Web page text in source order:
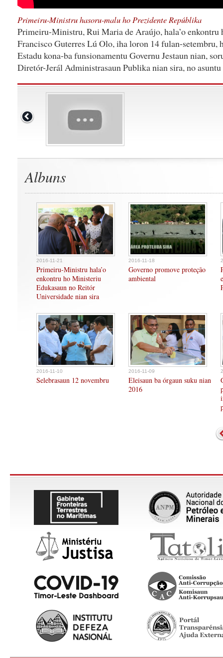
Primeiru-Ministru hasoru-malu ho Prezidente Repúblika
Primeiru-Ministru, Rui Maria de Araújo, hala’o enkontru
Francisco Guterres Lú Olo, iha loron 14 fulan-setembru,
Estadu kona-ba funsionamentu Governu Jestaun nian,
Diretór-Jerál Administrasaun Publika nian sira, no
Albuns
2016-11-21
Primeiru-Ministru hala’o
enkontru ho Ministeriu
Edukasaun no Reitór
Universidade nian sira
2016-11-18
Governo promove proteção
ambiental
2016-11-10
Selebrasaun 12 novembru
2016-11-09
Eleisaun ba órgaun suku nian
2016